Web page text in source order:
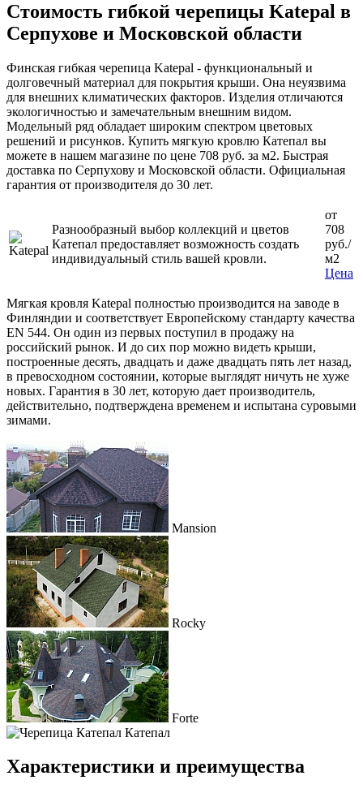
Стоимость гибкой черепицы Katepal в
Серпухове и Московской области
Финская гибкая черепица Katepal - функциональный и
долговечный материал для покрытия крыши. Она неуязвима
для внешних климатических факторов. Изделия отличаются
экологичностью и замечательным внешним видом.
Модельный ряд обладает широким спектром цветовых
решений и рисунков. Купить мягкую кровлю Катепал вы
можете в нашем магазине по цене 708 руб. за м2. Быстрая
доставка по Серпухову и Московской области. Официальная
гарантия от производителя до 30 лет.
Разнообразный выбор коллекций и цветов
Катепал предоставляет возможность создать
индивидуальный стиль вашей кровли.
от
708
руб./
м2
Цена
Мягкая кровля Katepal полностью производится на заводе в
Финляндии и соответствует Европейскому стандарту качества
EN 544. Он один из первых поступил в продажу на
российский рынок. И до сих пор можно видеть крыши,
построенные десять, двадцать и даже двадцать пять лет назад,
в превосходном состоянии, которые выглядят ничуть не хуже
новых. Гарантия в 30 лет, которую дает производитель,
действительно, подтверждена временем и испытана суровыми
зимами.
Mansion
Rocky
Forte
Катепал
Характеристики и преимущества